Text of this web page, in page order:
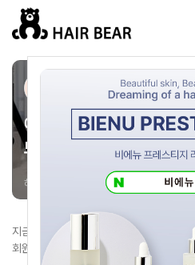
에이바헤어위례광장점 ·송파구
에이바헤어위례광장점에서
모집합니다.
헤어디자이너[신입] 헤어디자이너[경력]
지금 로그인
하고
회원님께 꼭 맞는 채용정보를 확인해보세요.